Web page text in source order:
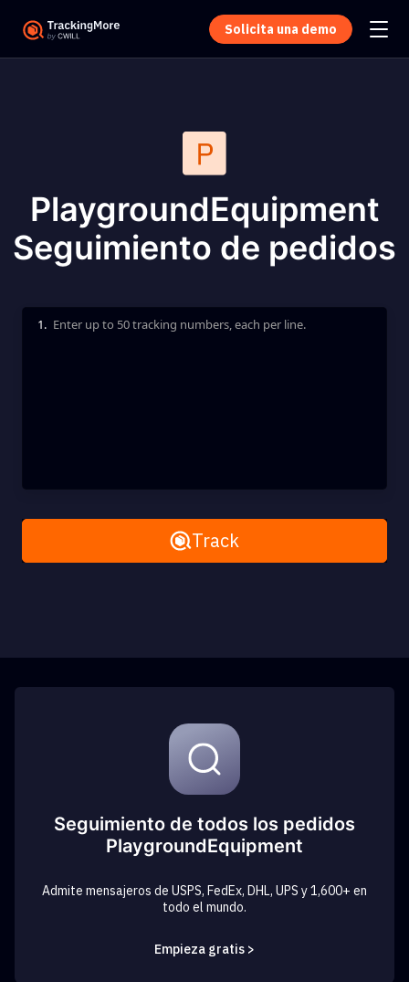
Solicita una demo
PlaygroundEquipment
Seguimiento de pedidos
Enter up to 50 tracking numbers, each per line.
1.
Remove AllTrack
Seguimiento de todos los pedidos
PlaygroundEquipment
Admite mensajeros de USPS, FedEx, DHL, UPS y 1,600+ en
todo el mundo.
Empieza gratis >